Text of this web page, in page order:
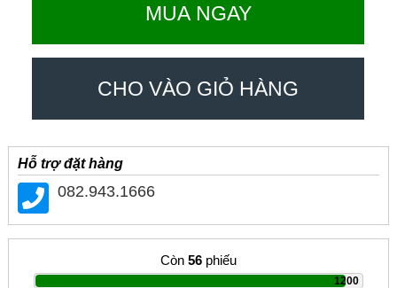
MUA NGAY
CHO VÀO GIỎ HÀNG
Hỗ trợ đặt hàng
082.943.1666
Còn 56phiếu
1200
|